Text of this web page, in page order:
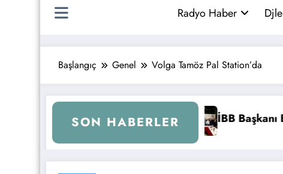
Radyo Haber
Başlangıç Genel Volga Tamöz Pal Station’da
SON HABERLER
İmamoğlu Radyocular ile Buluştuİstanbul’da Radyo